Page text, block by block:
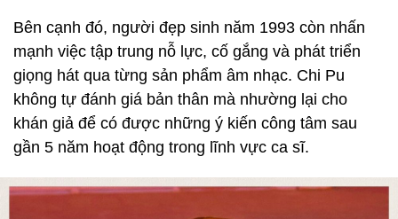
Bên cạnh đó, người đẹp sinh năm 1993 còn nhấn
mạnh việc tập trung nỗ lực, cố gắng và phát triển
giọng hát qua từng sản phẩm âm nhạc. Chi Pu
không tự đánh giá bản thân mà nhường lại cho
khán giả để có được những ý kiến công tâm sau
gần 5 năm hoạt động trong lĩnh vực ca sĩ.